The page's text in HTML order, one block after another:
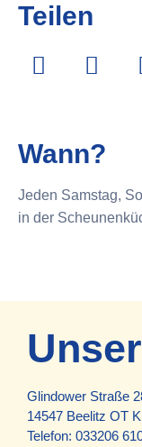
Teilen
Wann?
Jeden Samstag,
in der
Glindower Straße
14547 Beelitz OT
Telefon: 033206